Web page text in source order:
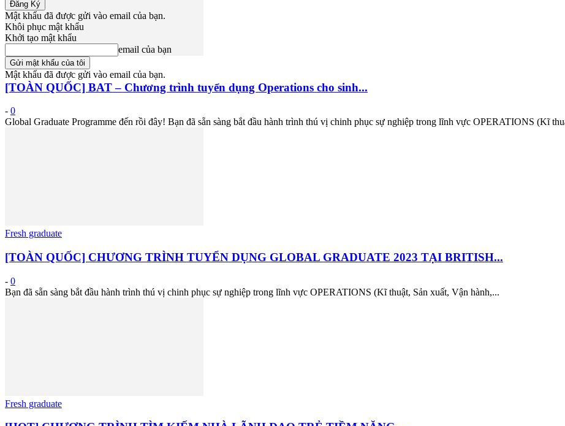
Mật khẩu đã được gửi vào email của bạn.
Khôi phục mật khẩu
Khởi tạo mật khẩu
email của bạn
Mật khẩu đã được gửi vào email của bạn.
Fresh graduate
[TOÀN QUỐC] BAT – Chương trình tuyển dụng Operations cho sinh...
- 0
Global Graduate Programme đến rồi đây! Bạn đã sẵn sàng bắt đầu hành trình thú vị chinh phục sự nghiệp trong lĩnh vực OPERATIONS (Kĩ
Fresh graduate
[TOÀN QUỐC] CHƯƠNG TRÌNH TUYỂN DỤNG GLOBAL GRADUATE 2023 TẠI BRITISH...
- 0
Bạn đã sẵn sàng bắt đầu hành trình thú vị chinh phục sự nghiệp trong lĩnh vực OPERATIONS (Kĩ thuật, Sản xuất, Vận hành,...
Fresh graduate